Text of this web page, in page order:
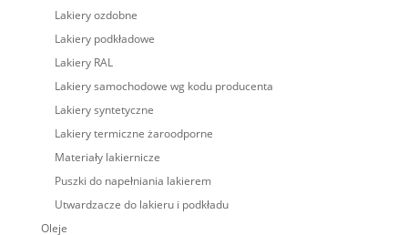
Lakiery ozdobne
Lakiery podkładowe
Lakiery RAL
Lakiery samochodowe wg kodu producenta
Lakiery syntetyczne
Lakiery termiczne żaroodporne
Materiały lakiernicze
Puszki do napełniania lakierem
Utwardzacze do lakieru i podkładu
Oleje